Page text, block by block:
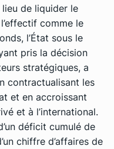
lieu de liquider le
comme le
l’État sous le
pris la décision
stratégiques, a
contractualisant les
et en accroissant
et à l’international.
déficit cumulé de
chiffre d’affaires de